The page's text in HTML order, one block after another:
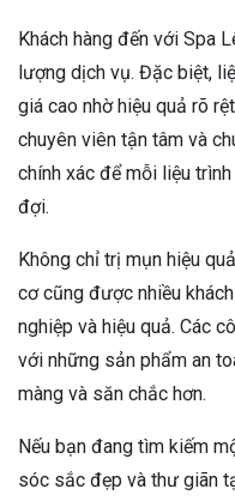
Khách hàng đến với Spa
lượng dịch vụ. Đặc biệt,
giá cao nhờ hiệu quả rõ
chuyên viên tận tâm và
chính xác để mỗi liệu
đợi.
Không chỉ trị mụn hiệu
cơ cũng được nhiều
nghiệp và hiệu quả. Các
với những sản phẩm an
màng và săn chắc hơn.
Nếu bạn đang tìm kiếm
sóc sắc đẹp và thư giãn